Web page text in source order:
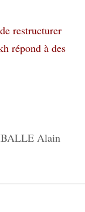
restructurer
répond à des
Alain